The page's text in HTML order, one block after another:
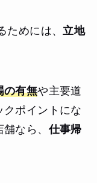
ためには、立地
の有無や主要道
ポイントにな
舗なら、仕事帰